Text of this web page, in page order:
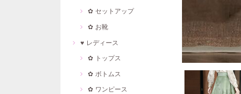
✿ セットアップ
✿ お靴
♥ レディース
✿ トップス
✿ ボトムス
✿ ワンピース